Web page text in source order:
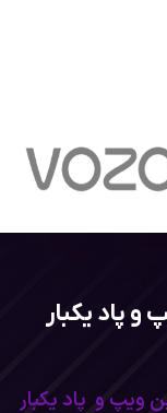
پاد یکبار
ویپ و پاد یکبار